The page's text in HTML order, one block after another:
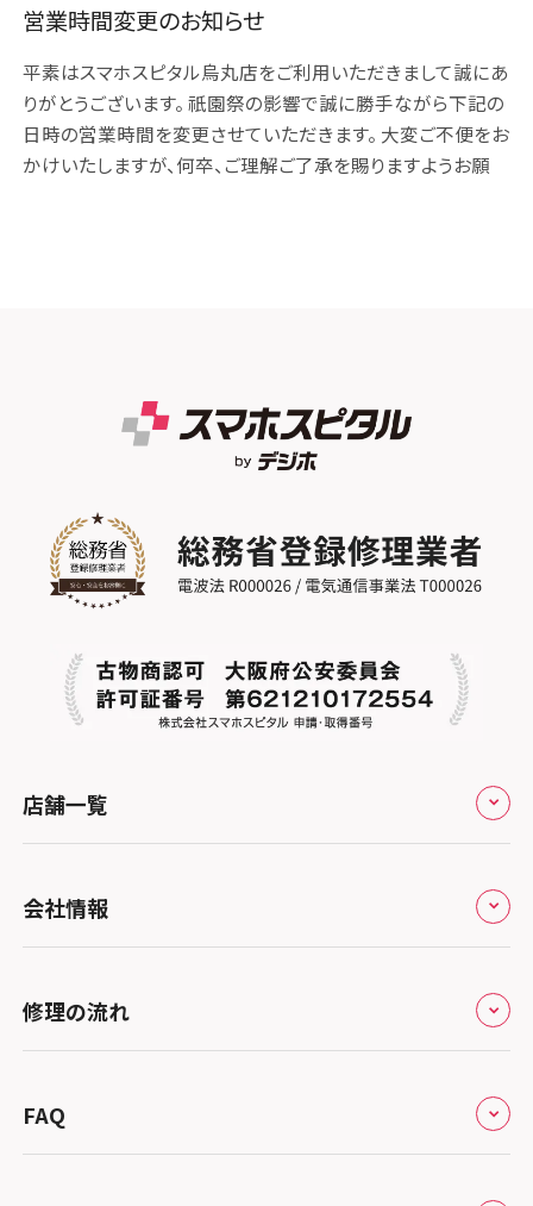
営業時間変更のお知らせ
平素はスマホスピタル烏丸店をご利用いただきまして誠にあ
りがとうございます。 祇園祭の影響で誠に勝手ながら下記の
日時の営業時間を変更させていただきます。 大変ご不便をお
かけいたしますが、何卒、ご理解ご了承を賜りますようお願
店舗一覧
北海道・東北
スマホスピタル大丸札幌
関東
スマホスピタル宇都宮
スマホスピタル 高崎
スマホスピタル鴻巣
北陸・甲信越
スマホスピタルアル・プラザ小松
スマホスピタル 北陸総合修理センター
東海
スマホスピタル岐阜
関西
会社情報
会社概要
総務省登録業者
特定商取引法に関する表記
修理の流れ
郵送修理の流れ
FAQ